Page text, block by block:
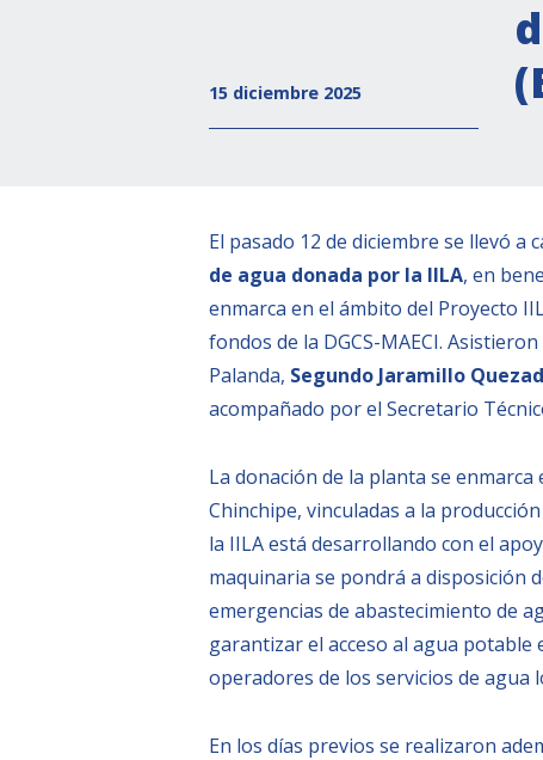
15 diciembre 2025
El pasado 12 de diciembre se llevó a
de agua donada por la IILA, en
enmarca en el ámbito del Proyecto
fondos de la DGCS-MAECI.
Palanda, Segundo Jaramillo
acompañado por el Secretario
La donación de la planta se
Chinchipe, vinculadas a la
la IILA está desarrollando con el
maquinaria se pondrá a disposición
emergencias de abastecimiento de
garantizar el acceso al agua
operadores de los servicios de agua
En los días previos se realizaron